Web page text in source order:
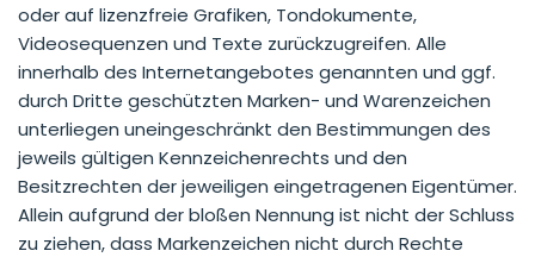
oder auf lizenzfreie Grafiken, Tondokumente,
Videosequenzen und Texte zurückzugreifen. Alle
innerhalb des Internetangebotes genannten und ggf.
durch Dritte geschützten Marken- und Warenzeichen
unterliegen uneingeschränkt den Bestimmungen des
jeweils gültigen Kennzeichenrechts und den
Besitzrechten der jeweiligen eingetragenen Eigentümer.
Allein aufgrund der bloßen Nennung ist nicht der Schluss
zu ziehen, dass Markenzeichen nicht durch Rechte